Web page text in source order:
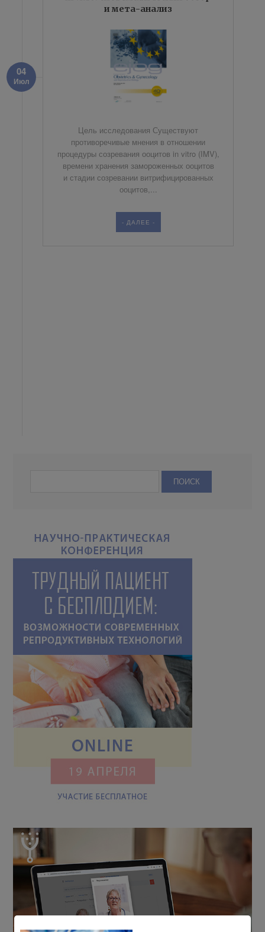
и мета-анализ
04
Июл
Цель исследования Существуют
противоречивые мнения в отношении
процедуры созревания ооцитов in vitro (IMV),
времени хранения замороженных ооцитов
и стадии созревании витрифицированных
ооцитов,...
- ДАЛЕЕ -